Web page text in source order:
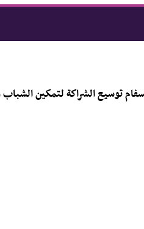
الشراكة لتمكين الشباب و